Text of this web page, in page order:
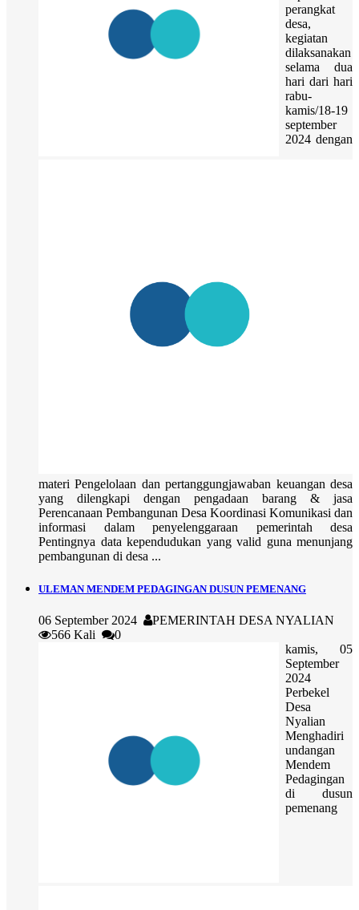
perangkat
desa,
kegiatan
dilaksanakan
selama dua
hari dari hari
rabu-
kamis/18-19
september
2024 dengan
materi Pengelolaan dan pertanggungjawaban keuangan desa
yang dilengkapi dengan pengadaan barang & jasa
Perencanaan Pembangunan Desa Koordinasi Komunikasi dan
informasi dalam penyelenggaraan pemerintah desa
Pentingnya data kependudukan yang valid guna menunjang
pembangunan di desa ...
ULEMAN MENDEM PEDAGINGAN DUSUN PEMENANG
06 September 2024
PEMERINTAH DESA NYALIAN
566 Kali
0
kamis, 05
September
2024
Perbekel
Desa
Nyalian
Menghadiri
undangan
Mendem
Pedagingan
di dusun
pemenang